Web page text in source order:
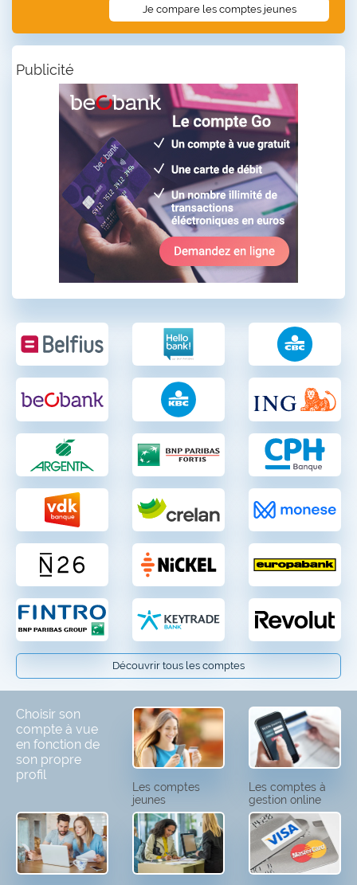
Je compare les comptes jeunes
Publicité
Découvrir tous les comptes
Choisir son
compte à vue
en fonction de
son propre
profil
Les comptes
jeunes
Les comptes à
gestion online